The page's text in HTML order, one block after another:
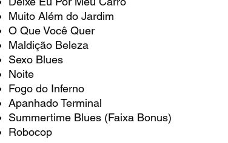
Muito Além do Jardim
O Que Você Quer
Maldição Beleza
Sexo Blues
Noite
Fogo do Inferno
Apanhado Terminal
Summertime Blues (Faixa Bonus)
Robocop